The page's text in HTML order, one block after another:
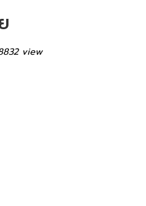
view